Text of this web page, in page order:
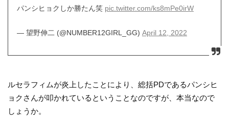
パンシヒョクしか勝たん笑 pic.twitter.com/ks8mPe0irW
— 望野伸二 (@NUMBER12GIRL_GG) April 12, 2022
ルセラフィムが炎上したことにより、総括PDであるパンシヒ
ョクさんが叩かれているということなのですが、本当なので
しょうか。